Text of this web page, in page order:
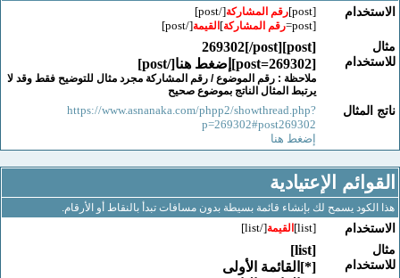
[post] رقم المشاركة[/post]
رقم المشاركة]القيمة[/post]
[post=269302]إضغط هنا[/post]
ملاحظة : رقم الموضوع / رقم المشاركة مجرد مثال للتوضيح فقط وقد لا
يرتبط المثال الناتج بموضوع صحيح
https://www.asnanaka.com/phpp2/showthread.php?
p=269302#post269302
إضغط هنا
الإعتيادية
يسمح لك بإنشاء قائمة بسيطة بدون مسافات تبدأ بالنقاط أو الأرقام.
[list] القيمة[/list]
[*]القائمة الأولى